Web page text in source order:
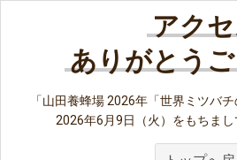
アク
ありがとう
「山田養蜂場 2026年「世界ミツバ
2026年6月9日（火）をもちまし
ネット会員登録がお済みの